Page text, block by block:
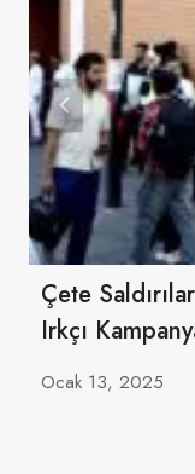
Çete
Irkçı
Ocak 13, 2025